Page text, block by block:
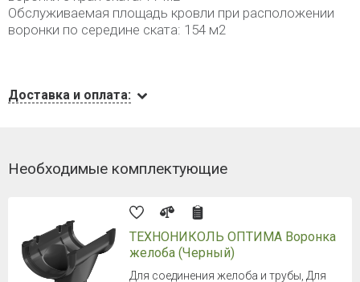
Обслуживаемая площадь кровли при расположении
воронки по середине ската: 154 м2
Доставка и оплата:
Необходимые комплектующие
ТЕХНОНИКОЛЬ ОПТИМА Воронка
желоба (Черный)
Для соединения желоба и трубы, Для